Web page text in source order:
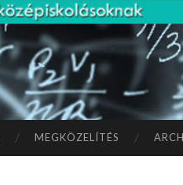
OM
OK
TÓ
L A
az ELTE
Kar Fizikai
Intézetében
MEGKÖZELÍTÉS